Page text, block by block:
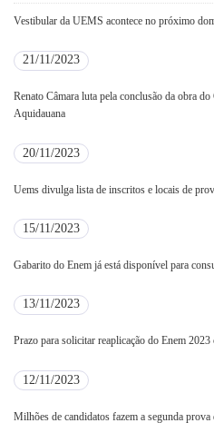
Vestibular da UEMS acontece no próximo
21/11/2023
Renato Câmara luta pela conclusão da obra
Aquidauana
20/11/2023
Uems divulga lista de inscritos e locais de
15/11/2023
Gabarito do Enem já está disponível para
13/11/2023
Prazo para solicitar reaplicação do Enem 2023
12/11/2023
Milhões de candidatos fazem a segunda